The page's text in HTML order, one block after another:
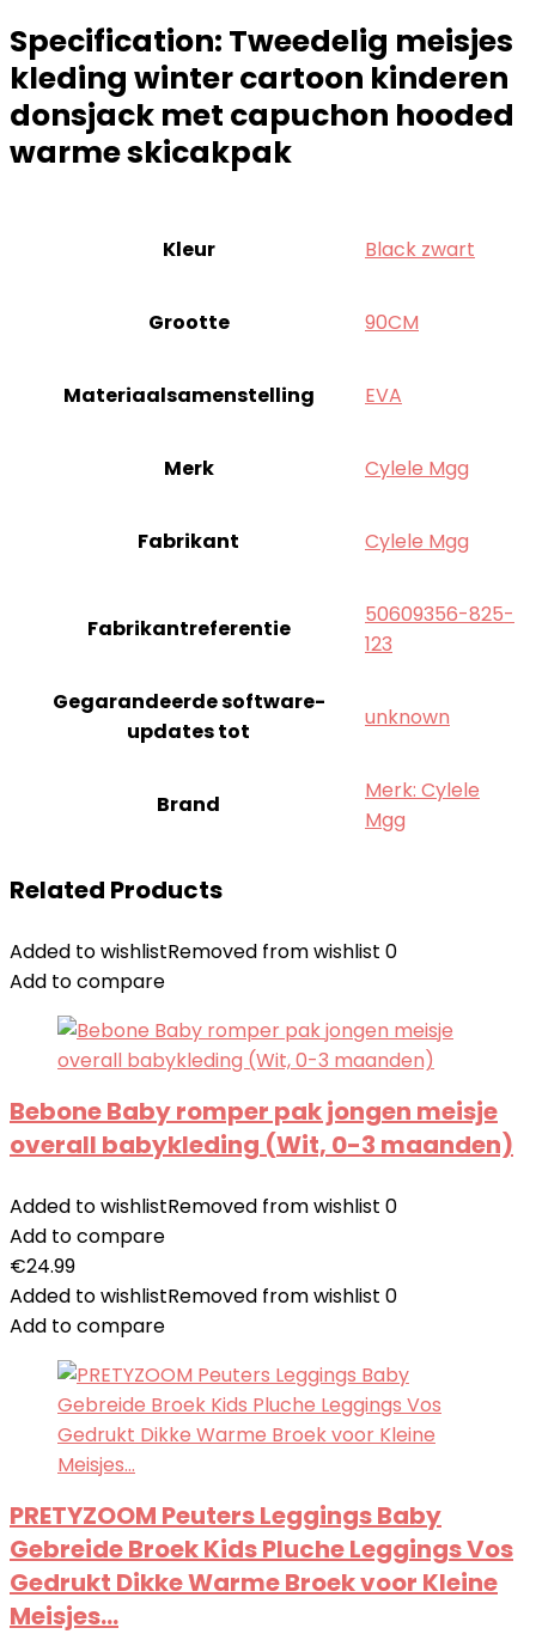
Specification: Tweedelig meisjes
kleding winter cartoon kinderen
donsjack met capuchon hooded
warme skicakpak
Kleur ‎Black zwart
Grootte ‎90CM
Materiaalsamenstelling ‎EVA
Merk ‎Cylele Mgg
Fabrikant ‎Cylele Mgg
Fabrikantreferentie
‎50609356-825-
123
Gegarandeerde software-
updates tot
‎unknown
Brand
Merk: Cylele
Mgg
Related Products
Added to wishlistRemoved from wishlist 0
Add to compare
Bebone Baby romper pak jongen meisje
overall babykleding (Wit, 0-3 maanden)
Added to wishlistRemoved from wishlist 0
Add to compare
€24.99
Added to wishlistRemoved from wishlist 0
Add to compare
PRETYZOOM Peuters Leggings Baby
Gebreide Broek Kids Pluche Leggings Vos
Gedrukt Dikke Warme Broek voor Kleine
Meisjes…